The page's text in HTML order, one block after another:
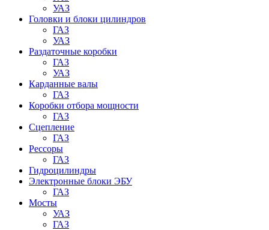
УАЗ
Головки и блоки цилиндров
ГАЗ
УАЗ
Раздаточные коробки
ГАЗ
УАЗ
Карданные валы
ГАЗ
Коробки отбора мощности
ГАЗ
Сцепление
ГАЗ
Рессоры
ГАЗ
Гидроцилиндры
Электронные блоки ЭБУ
ГАЗ
Мосты
УАЗ
ГАЗ